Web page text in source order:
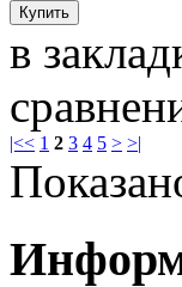
в
|<< 1 2 3 4 5 > >|